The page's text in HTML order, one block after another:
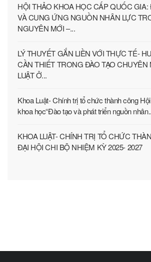
HỘI THẢO KHOA HỌC CẤP QUỐC GIA:
VÀ CUNG ỨNG NGUỒN NHÂN LỰC
NGUYÊN MỚI –...
LÝ THUYẾT GẮN LIỀN VỚI THỰC TẾ-
CẦN THIẾT TRONG ĐÀO TẠO CHUYÊN
LUẬT Ở...
Khoa Luật- Chính trị tổ chức thành công
khoa học“Đào tạo và phát triển nguồn
KHOA LUẬT- CHÍNH TRỊ TỔ CHỨC
ĐẠI HỘI CHI BỘ NHIỆM KỲ 2025- 2027